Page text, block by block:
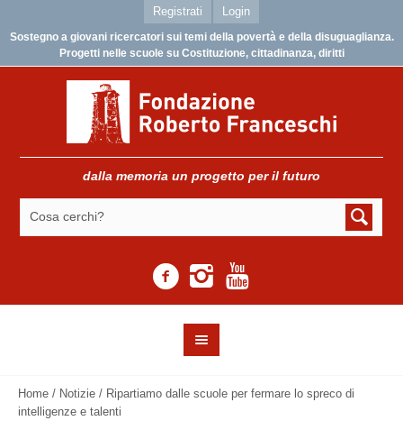
Registrati Login
Sostegno a giovani ricercatori sui temi della povertà e della disuguaglianza.
Progetti nelle scuole su Costituzione, cittadinanza, diritti
dalla memoria un progetto per il futuro
Home / Notizie / Ripartiamo dalle scuole per fermare lo spreco di
intelligenze e talenti